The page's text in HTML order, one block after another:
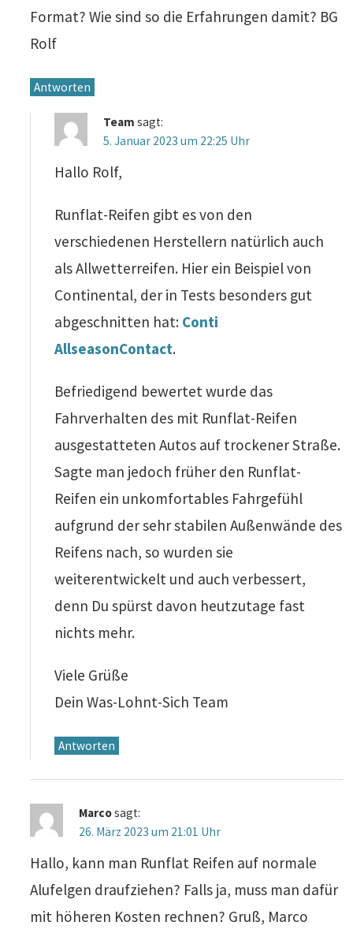
Format? Wie sind so die Erfahrungen damit? BG
Rolf
Antworten
Team sagt:
5. Januar 2023 um 22:25 Uhr
Hallo Rolf,
Runflat-Reifen gibt es von den
verschiedenen Herstellern natürlich auch
als Allwetterreifen. Hier ein Beispiel von
Continental, der in Tests besonders gut
abgeschnitten hat: Conti
AllseasonContact.
Befriedigend bewertet wurde das
Fahrverhalten des mit Runflat-Reifen
ausgestatteten Autos auf trockener Straße.
Sagte man jedoch früher den Runflat-
Reifen ein unkomfortables Fahrgefühl
aufgrund der sehr stabilen Außenwände des
Reifens nach, so wurden sie
weiterentwickelt und auch verbessert,
denn Du spürst davon heutzutage fast
nichts mehr.
Viele Grüße
Dein Was-Lohnt-Sich Team
Antworten
Marcosagt:
26. März 2023 um 21:01 Uhr
Hallo, kann man Runflat Reifen auf normale
Alufelgen draufziehen? Falls ja, muss man dafür
mit höheren Kosten rechnen? Gruß, Marco